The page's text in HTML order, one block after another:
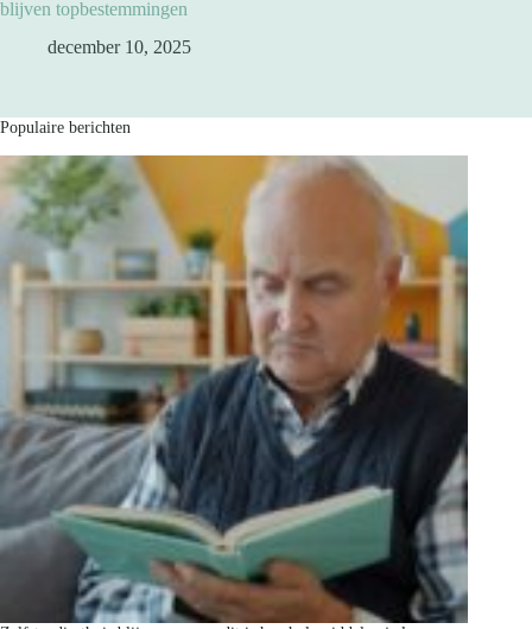
blijven topbestemmingen
december 10, 2025
Populaire berichten